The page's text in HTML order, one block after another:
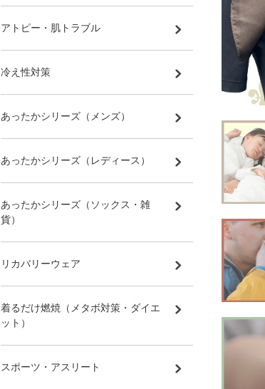
アトピー・肌トラブル
冷え性対策
あったかシリーズ（メンズ）
あったかシリーズ（レディース）
あったかシリーズ（ソックス・雑
貨）
リカバリーウェア
着るだけ燃焼（メタボ対策・ダイエ
ット）
スポーツ・アスリート